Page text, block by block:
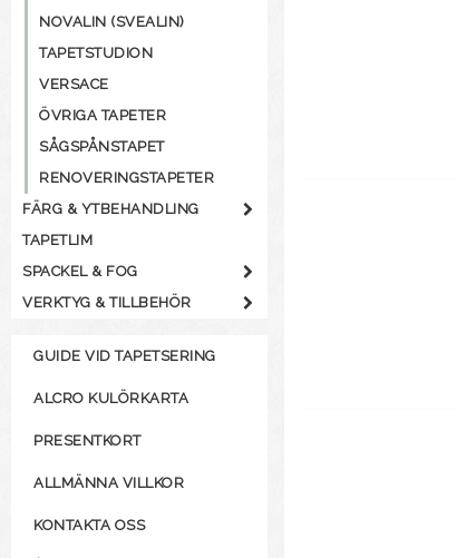
NOVALIN (SVEALIN)
TAPETSTUDION
VERSACE
ÖVRIGA TAPETER
SÅGSPÅNSTAPET
RENOVERINGSTAPETER
FÄRG & YTBEHANDLING
TAPETLIM
SPACKEL & FOG
VERKTYG & TILLBEHÖR
GUIDE VID TAPETSERING
ALCRO KULÖRKARTA
PRESENTKORT
ALLMÄNNA VILLKOR
KONTAKTA OSS